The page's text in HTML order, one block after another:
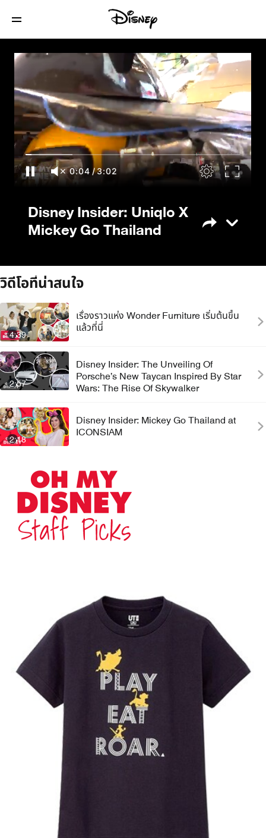
Disney Insider: Uniqlo X Mickey Go
Thailand
0:05 /3:02
Disney Insider: Uniqlo X
Mickey Go Thailand
วิดีโอที่น่าสนใจ
4:39
เรื่องราวแห่ง Wonder Furniture เริ่มต้นขึ้น
แล้วที่นี่
2:57
Disney Insider: The Unveiling Of
Porsche’s New Taycan Inspired By Star
Wars: The Rise Of Skywalker
2:18
Disney Insider: Mickey Go Thailand at
ICONSIAM